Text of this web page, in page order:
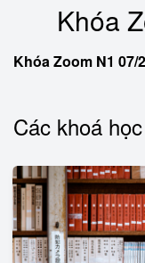
Khóa
Khóa Zoom N1 07/
Các khoá